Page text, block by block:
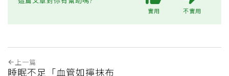
實用 不實用
上一篇
睡眠不足「血管如擰抹布